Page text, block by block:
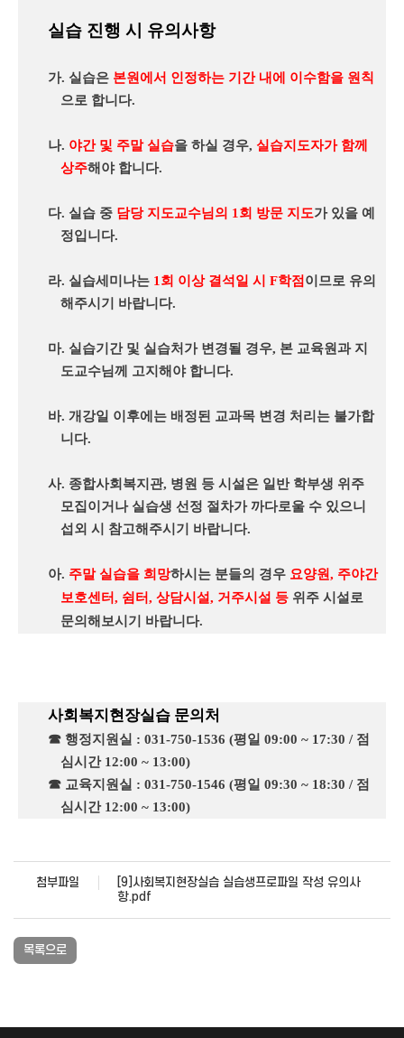
실습 진행 시 유의사항
가. 실습은 본원에서 인정하는 기간 내에 이수함을 원칙
으로 합니다.
나. 야간 및 주말 실습을 하실 경우, 실습지도자가 함께
상주해야 합니다.
다. 실습 중 담당 지도교수님의 1회 방문 지도가 있을 예
정입니다.
라. 실습세미나는 1회 이상 결석일 시 F학점이므로 유의
해주시기 바랍니다.
마. 실습기간 및 실습처가 변경될 경우, 본 교육원과 지
도교수님께 고지해야 합니다.
바.개강일 이후에는 배정된 교과목 변경 처리는 불가합
니다.
사. 종합사회복지관, 병원 등 시설은 일반 학부생 위주
모집이거나 실습생 선정 절차가 까다로울 수 있으니
섭외 시 참고해주시기 바랍니다.
아. 주말 실습을 희망하시는 분들의 경우 요양원, 주야간
보호센터, 쉼터, 상담시설, 거주시설 등 위주 시설로
문의해보시기 바랍니다.
사회복지현장실습 문의처
☎ 행정지원실 : 031-750-1536 (평일 09:00 ~ 17:30 / 점
심시간12:00 ~ 13:00)
☎ 교육지원실 : 031-750-1546 (평일 09:30 ~ 18:30 / 점
심시간12:00 ~ 13:00)
첨부파일
[9]사회복지현장실습 실습생프로파일 작성 유의사
항.pdf
목록으로